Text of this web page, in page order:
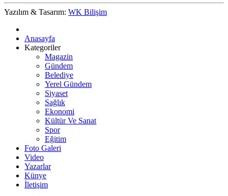
Yazılım & Tasarım: WK Bilişim
Anasayfa
Kategoriler
Magazin
Gündem
Belediye
Yerel Gündem
Siyaset
Sağlık
Ekonomi
Kültür Ve Sanat
Spor
Eğitim
Foto Galeri
Video
Yazarlar
Künye
İletişim